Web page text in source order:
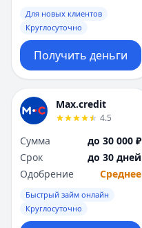
Для новых клиентов
Круглосуточно
Получить деньги
Max.credit
4.5
Сумма
до 30 000 ₽
Срок
до 30 дней
Одобрение
Среднее
Быстрый займ онлайн
Круглосуточно